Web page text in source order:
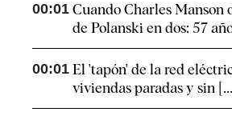
00:01 Cuando Charles Manson
de Polanski en dos: 57
00:01 El 'tapón' de la red
viviendas paradas y sin